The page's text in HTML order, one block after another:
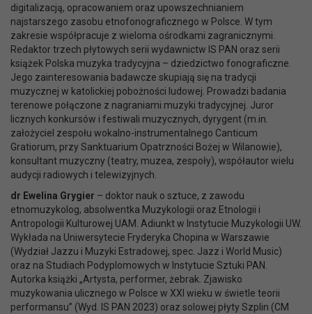
digitalizacją, opracowaniem oraz upowszechnianiem
najstarszego zasobu etnofonograficznego w Polsce. W tym
zakresie współpracuje z wieloma ośrodkami zagranicznymi.
Redaktor trzech płytowych serii wydawnictw IS PAN oraz serii
książek Polska muzyka tradycyjna – dziedzictwo fonograficzne.
Jego zainteresowania badawcze skupiają się na tradycji
muzycznej w katolickiej pobożności ludowej. Prowadzi badania
terenowe połączone z nagraniami muzyki tradycyjnej. Juror
licznych konkursów i festiwali muzycznych, dyrygent (m.in.
założyciel zespołu wokalno-instrumentalnego Canticum
Gratiorum, przy Sanktuarium Opatrzności Bożej w Wilanowie),
konsultant muzyczny (teatry, muzea, zespoły), współautor wielu
audycji radiowych i telewizyjnych.
dr Ewelina Grygier – doktor nauk o sztuce, z zawodu
etnomuzykolog, absolwentka Muzykologii oraz Etnologii i
Antropologii Kulturowej UAM. Adiunkt w Instytucie Muzykologii UW.
Wykłada na Uniwersytecie Fryderyka Chopina w Warszawie
(Wydział Jazzu i Muzyki Estradowej, spec. Jazz i World Music)
oraz na Studiach Podyplomowych w Instytucie Sztuki PAN.
Autorka książki „Artysta, performer, żebrak. Zjawisko
muzykowania ulicznego w Polsce w XXI wieku w świetle teorii
performansu” (Wyd. IS PAN 2023) oraz solowej płyty Szplin (CM